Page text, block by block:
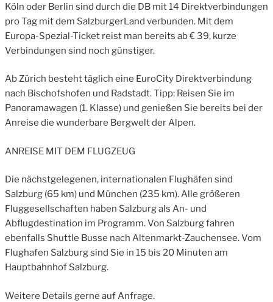
Köln oder Berlin sind durch die DB mit 14 Direktverbindungen
pro Tag mit dem SalzburgerLand verbunden. Mit dem
Europa-Spezial-Ticket reist man bereits ab € 39, kurze
Verbindungen sind noch günstiger.
Ab Zürich besteht täglich eine EuroCity Direktverbindung
nach Bischofshofen und Radstadt. Tipp: Reisen Sie im
Panoramawagen (1. Klasse) und genießen Sie bereits bei der
Anreise die wunderbare Bergwelt der Alpen.
ANREISE MIT DEM FLUGZEUG
Die nächstgelegenen, internationalen Flughäfen sind
Salzburg (65 km) und München (235 km). Alle größeren
Fluggesellschaften haben Salzburg als An- und
Abflugdestination im Programm. Von Salzburg fahren
ebenfalls Shuttle Busse nach Altenmarkt-Zauchensee. Vom
Flughafen Salzburg sind Sie in 15 bis 20 Minuten am
Hauptbahnhof Salzburg.
Weitere Details gerne auf Anfrage.